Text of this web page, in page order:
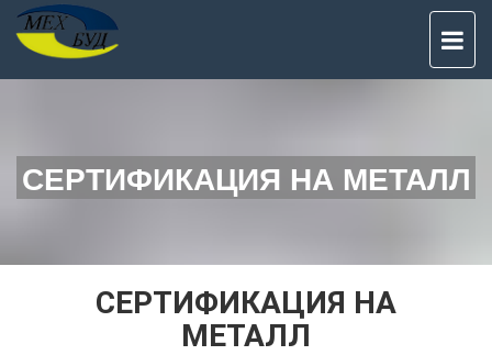
СЕРТИФИКАЦИЯ НА МЕТАЛЛ
СЕРТИФИКАЦИЯ НА
МЕТАЛЛ